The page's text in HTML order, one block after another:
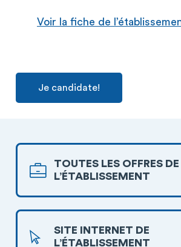
Voir la fiche de
Je candidate!
TOUTES LES OFFRES DE
L’ÉTABLISSEMENT
SITE INTERNET DE
L’ÉTABLISSEMENT